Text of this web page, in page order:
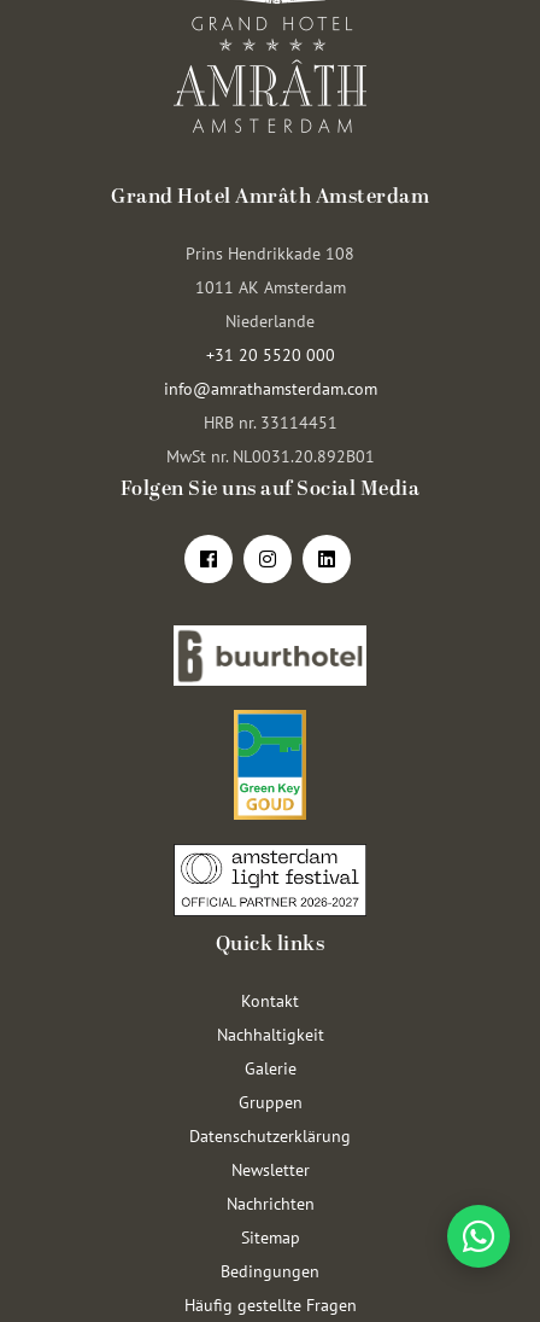
Grand Hotel Amrâth Amsterdam
Prins Hendrikkade 108
1011 AK Amsterdam
Niederlande
+31 20 5520 000
info@amrathamsterdam.com
HRB nr. 33114451
MwSt nr. NL0031.20.892B01
Folgen Sie uns auf Social Media
Quick links
Kontakt
Nachhaltigkeit
Galerie
Gruppen
Datenschutzerklärung
Newsletter
Nachrichten
Sitemap
Bedingungen
Häufig gestellte Fragen